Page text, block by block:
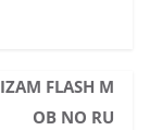
FLASH M
OB NO RU